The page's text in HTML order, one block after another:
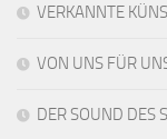
VERKANNTE
VON UNS FÜR
DER SOUND DES